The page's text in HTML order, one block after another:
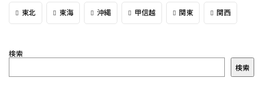
東北 東海 沖縄 甲信越 関東 関西
検索
検索